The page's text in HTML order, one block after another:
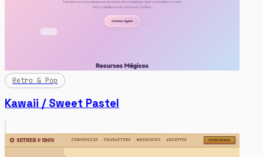
Retro & Pop
Kawaii / Sweet Pastel